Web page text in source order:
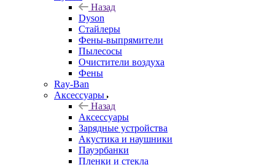
Назад
Dyson
Стайлеры
Фены-выпрямители
Пылесосы
Очистители воздуха
Фены
Ray-Ban
Аксессуары
Назад
Аксессуары
Зарядные устройства
Акустика и наушники
Пауэрбанки
Пленки и стекла